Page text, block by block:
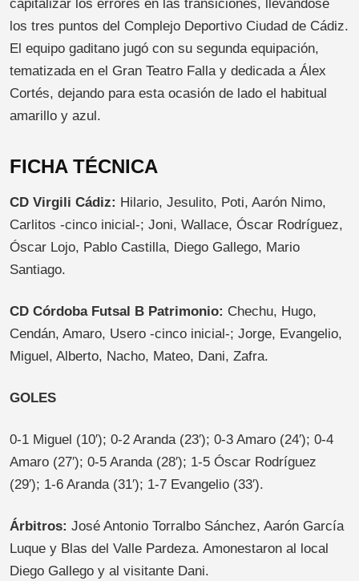
capitalizar los errores en las transiciones, llevándose
los tres puntos del Complejo Deportivo Ciudad de Cádiz.
El equipo gaditano jugó con su segunda equipación,
tematizada en el Gran Teatro Falla y dedicada a Álex
Cortés, dejando para esta ocasión de lado el habitual
amarillo y azul.
FICHA TÉCNICA
CD Virgili Cádiz: Hilario, Jesulito, Poti, Aarón Nimo,
Carlitos -cinco inicial-; Joni, Wallace, Óscar Rodríguez,
Óscar Lojo, Pablo Castilla, Diego Gallego, Mario
Santiago.
CD Córdoba Futsal B Patrimonio: Chechu, Hugo,
Cendán, Amaro, Usero -cinco inicial-; Jorge, Evangelio,
Miguel, Alberto, Nacho, Mateo, Dani, Zafra.
GOLES
0-1 Miguel (10′); 0-2 Aranda (23′); 0-3 Amaro (24′); 0-4
Amaro (27′); 0-5 Aranda (28′); 1-5 Óscar Rodríguez
(29′); 1-6 Aranda (31′); 1-7 Evangelio (33′).
Árbitros: José Antonio Torralbo Sánchez, Aarón García
Luque y Blas del Valle Pardeza. Amonestaron al local
Diego Gallego y al visitante Dani.